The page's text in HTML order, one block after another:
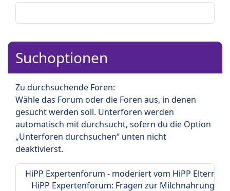
Suchoptionen
Zu durchsuchende Foren:
Wähle das Forum oder die Foren aus, in denen
gesucht werden soll. Unterforen werden
automatisch mit durchsucht, sofern du die Option
„Unterforen durchsuchen“ unten nicht
deaktivierst.